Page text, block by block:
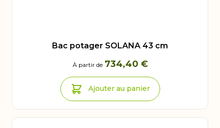
Bac potager SOLANA 43 cm
À partir de 734,40 €
Ajouter au panier